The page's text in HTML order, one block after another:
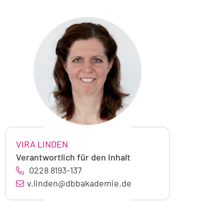
Foto
von
Vira
Linden
NAME:
VIRA LINDEN
Verantwortlich für den Inhalt
0228 8193-137
v.linden@dbbakademie.de